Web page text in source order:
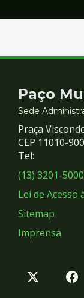
e
Redes
Sociais
Paço
Sede
Praça
CEP 11010-900
Tel:
(13) 3201-5000
Lei de Acesso
Sitemap
Imprensa